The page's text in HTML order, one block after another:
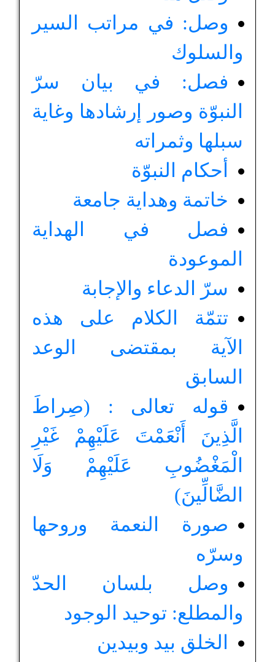
وصل: في مراتب السير
والسلوك
فصل: في بيان سرّ
النبوّة وصور إرشادها وغاية
سبلها وثمراته
أحكام النبوّة
خاتمة وهداية جامعة
فصل في الهداية
الموعودة
سرّ الدعاء والإجابة
تتمّة الكلام على هذه
الآية بمقتضى الوعد
السابق
قوله تعالى : (صِراطَ
الَّذِينَ أَنْعَمْتَ عَلَيْهِمْ غَيْرِ
الْمَغْضُوبِ عَلَيْهِمْ وَلَا
الضَّالِّينَ)
صورة النعمة وروحها
وسرّه
وصل بلسان الحدّ
والمطلع: توحيد الوجود
الخلق بيد وبيدين